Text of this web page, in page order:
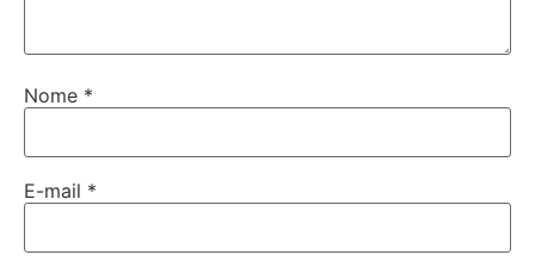
Nome *
E-mail *